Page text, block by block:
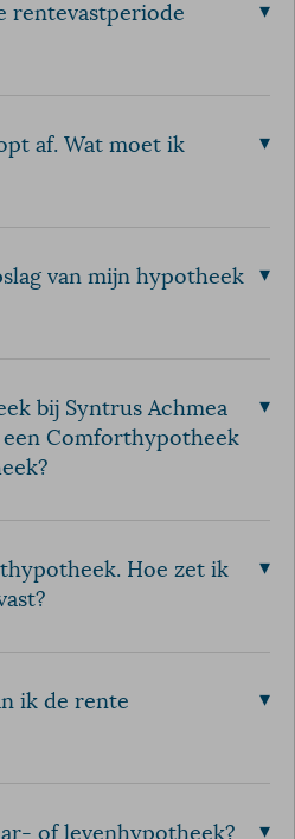
rentevastperiode
▾
af. Wat moet ik
▾
van mijn hypotheek
▾
bij Syntrus Achmea
Comforthypotheek
▾
Hoe zet ik
▾
ik de rente
▾
of levenhypotheek? ▾